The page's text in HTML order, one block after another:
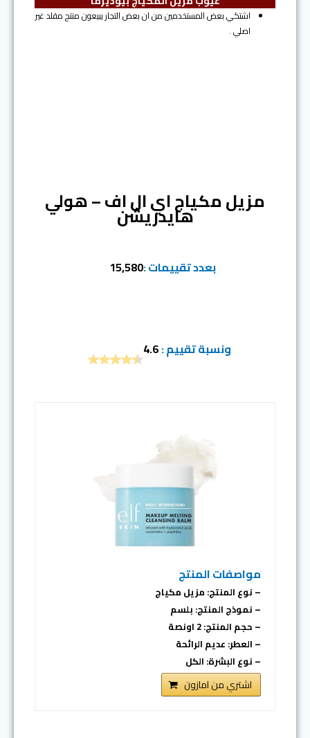
اشتكي بعض المستخدمين من ان بعض التجار يبيعون منتج مقلد غير
اصلي .
مزيل مكياج اي ال اف – هولي
هايدريشن
بعدد تقييمات :15,580
ونسبة تقييم :4.6
مواصفات المنتج
– نوع المنتج: مزيل مكياج
– نموذج المنتج: بلسم
– حجم المنتج: 2 اونصة
– العطر: عديم الرائحة
– نوع البشرة: الكل
اشتري من امازون